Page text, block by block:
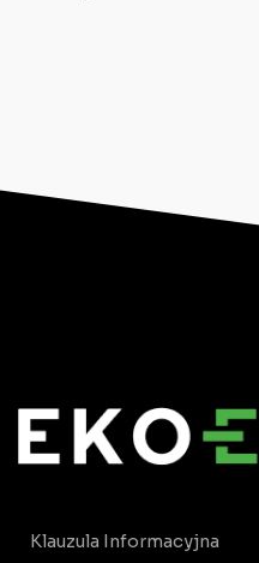
Klauzula Informacyjna